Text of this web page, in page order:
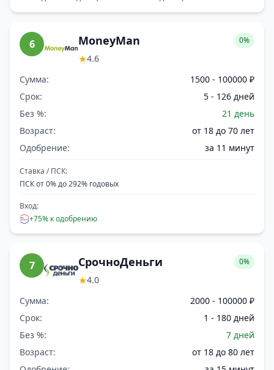
6 MoneyMan
★4.6
0%
Сумма:
1500 - 100000 ₽
Срок:
5 - 126 дней
Без %:
21 день
Возраст:
от 18 до 70 лет
Одобрение:
за 11 минут
Ставка / ПСК:
ПСК от 0% до 292% годовых
Вход:
+75% к одобрению
7 СрочноДеньги
★4.0
0%
Сумма:
2000 - 100000 ₽
Срок:
1 - 180 дней
Без %:
7 дней
Возраст:
от 18 до 80 лет